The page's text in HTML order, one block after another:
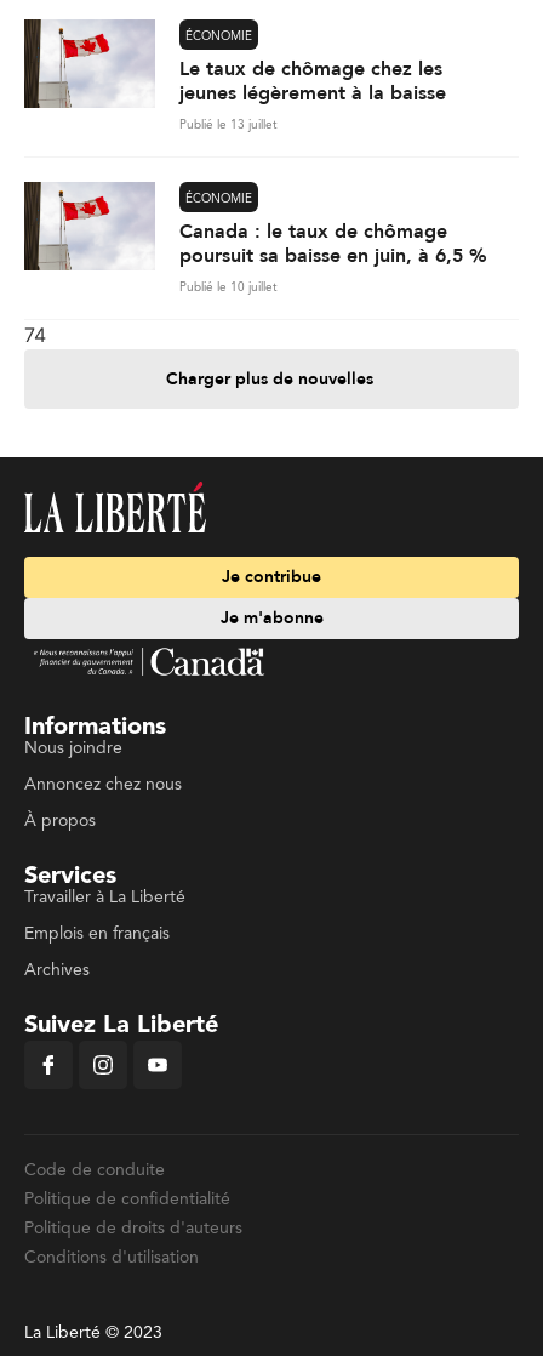
ÉCONOMIE
Le taux de chômage chez les
jeunes légèrement à la baisse
Publié le 13 juillet
ÉCONOMIE
Canada : le taux de chômage
poursuit sa baisse en juin, à 6,5 %
Publié le 10 juillet
74
Charger plus de nouvelles
Je contribue
Je m'abonne
Informations
Nous joindre
Annoncez chez nous
À propos
Services
Travailler à La Liberté
Emplois en français
Archives
Suivez La Liberté
Code de conduite
Politique de confidentialité
Politique de droits d'auteurs
Conditions d'utilisation
La Liberté © 2023